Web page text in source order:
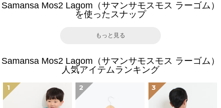
Samansa Mos2 Lagom（サマンサモスモス ラーゴム）
を使ったスナップ
もっと見る
Samansa Mos2 Lagom（サマンサモスモス ラーゴム）
人気アイテムランキング
1 2 3